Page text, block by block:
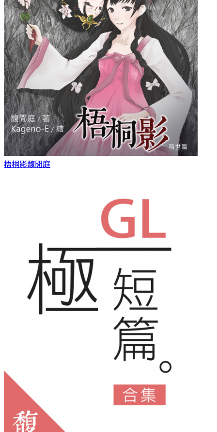
梧桐影馥閒庭